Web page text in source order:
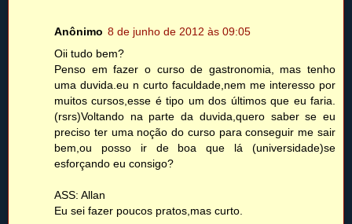
Anônimo 8 de junho de 2012 às 09:05
Oii tudo bem?
Penso em fazer o curso de gastronomia, mas tenho
uma duvida.eu n curto faculdade,nem me interesso por
muitos cursos,esse é tipo um dos últimos que eu faria.
(rsrs)Voltando na parte da duvida,quero saber se eu
preciso ter uma noção do curso para conseguir me sair
bem,ou posso ir de boa que lá (universidade)se
esforçando eu consigo?
ASS: Allan
Eu sei fazer poucos pratos,mas curto.